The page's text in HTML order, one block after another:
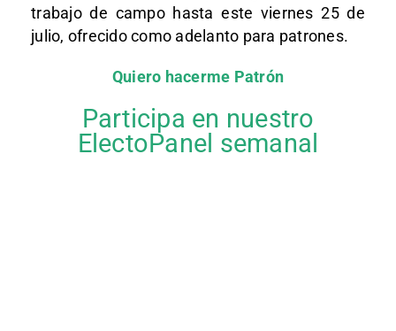
trabajo de campo hasta este viernes 25 de
julio, ofrecido como adelanto para patrones.
Quiero hacerme Patrón
Participa en nuestro
ElectoPanel semanal